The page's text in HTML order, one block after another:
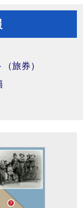
旅券）
ーカード
ール・パス
ビス